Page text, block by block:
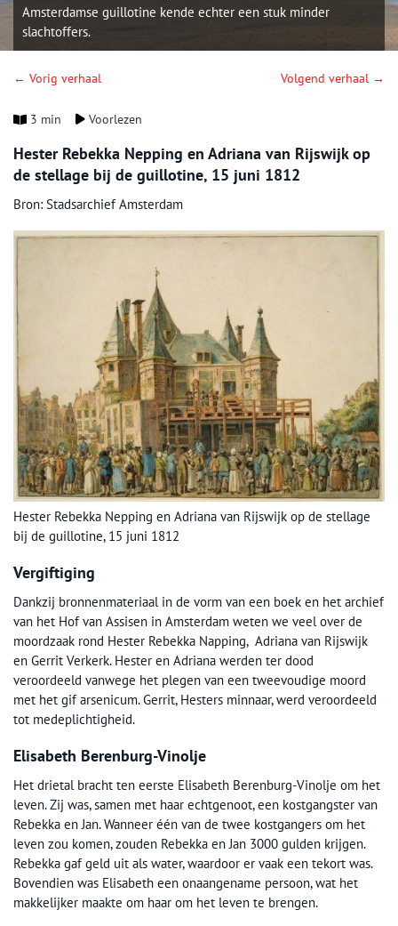
Amsterdamse guillotine kende echter een stuk minder
slachtoffers.
← Vorig verhaal Volgend verhaal →
3 min Voorlezen
Hester Rebekka Nepping en Adriana van Rijswijk op
de stellage bij de guillotine, 15 juni 1812
Bron: Stadsarchief Amsterdam
Hester Rebekka Nepping en Adriana van Rijswijk op de stellage
bij de guillotine, 15 juni 1812
Vergiftiging
Dankzij bronnenmateriaal in de vorm van een boek en het archief
van het Hof van Assisen in Amsterdam weten we veel over de
moordzaak rond Hester Rebekka Napping, Adriana van Rijswijk
en Gerrit Verkerk. Hester en Adriana werden ter dood
veroordeeld vanwege het plegen van een tweevoudige moord
met het gif arsenicum. Gerrit, Hesters minnaar, werd veroordeeld
tot medeplichtigheid.
Elisabeth Berenburg-Vinolje
Het drietal bracht ten eerste Elisabeth Berenburg-Vinolje om het
leven. Zij was, samen met haar echtgenoot, een kostgangster van
Rebekka en Jan. Wanneer één van de twee kostgangers om het
leven zou komen, zouden Rebekka en Jan 3000 gulden krijgen.
Rebekka gaf geld uit als water, waardoor er vaak een tekort was.
Bovendien was Elisabeth een onaangename persoon, wat het
makkelijker maakte om haar om het leven te brengen.